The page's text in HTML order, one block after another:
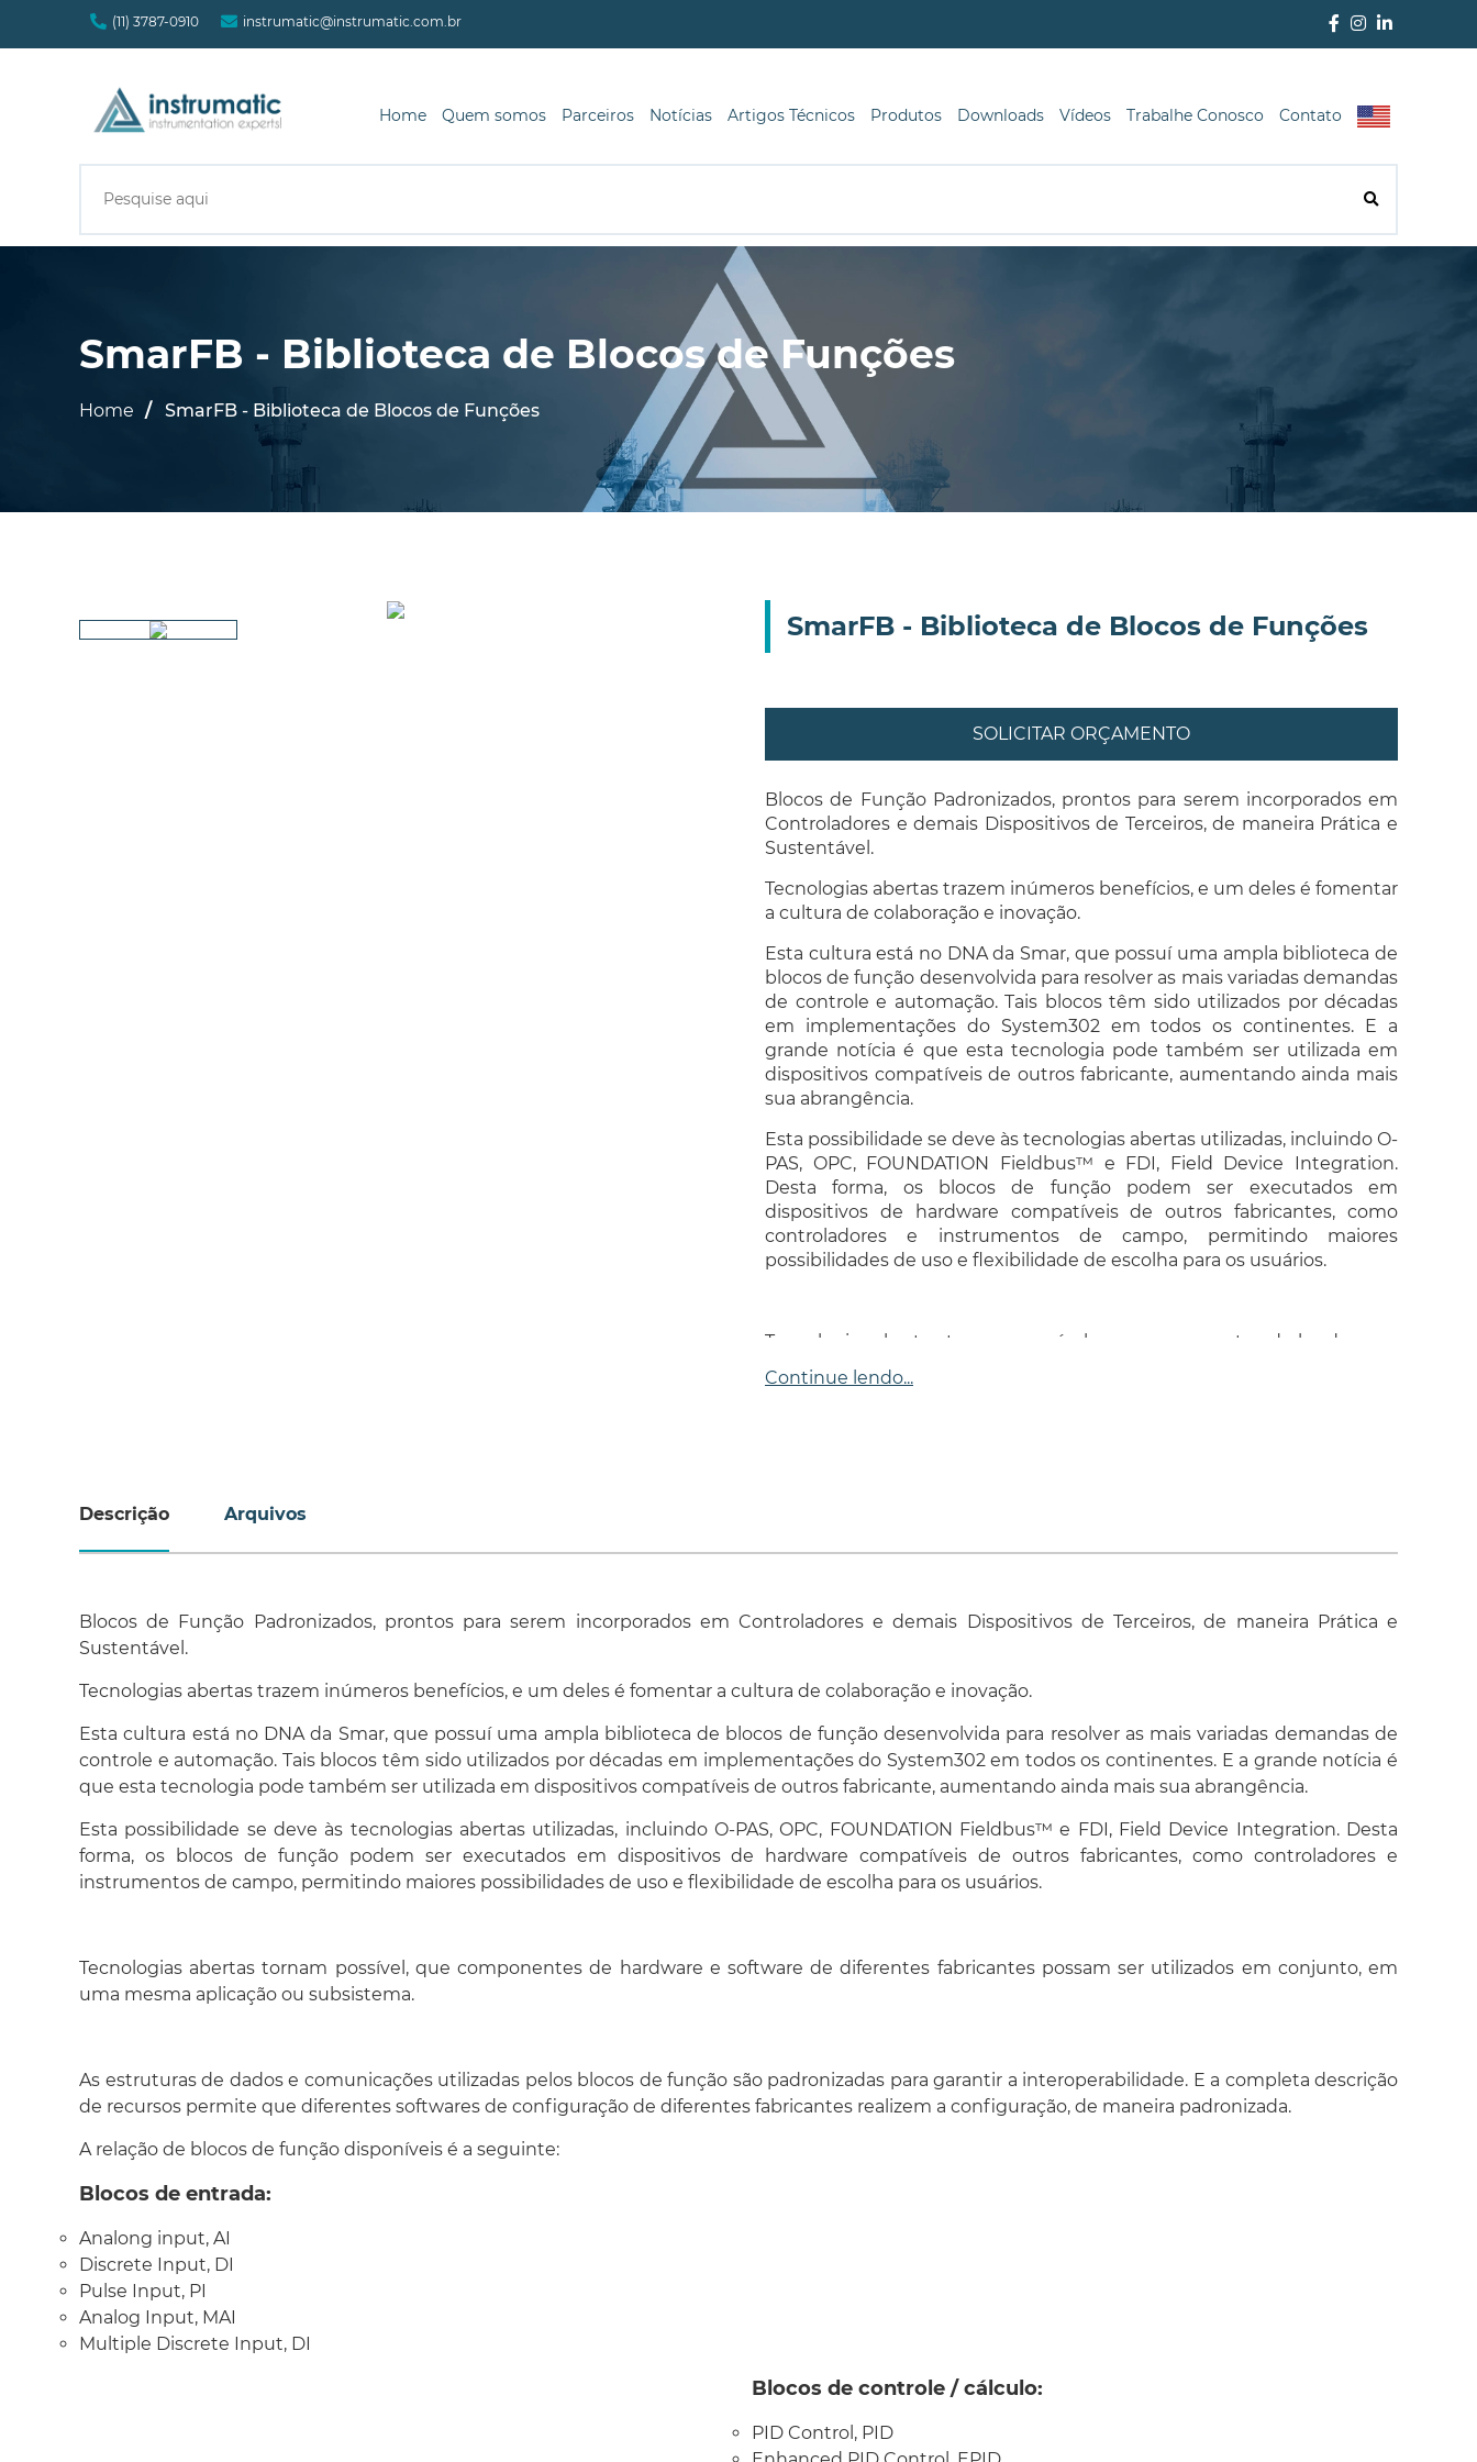
(11) 3787-0910 instrumatic@instrumatic.com.br
Home Quem somos Parceiros Notícias Artigos Técnicos Produtos Downloads Vídeos Trabalhe Conosco Contato
SmarFB - Biblioteca de Blocos de Funções
Home SmarFB - Biblioteca de Blocos de Funções
SmarFB - Biblioteca de Blocos de Funções
SOLICITAR ORÇAMENTO
Blocos de Função Padronizados, prontos para serem incorporados em
Controladores e demais Dispositivos de Terceiros, de maneira Prática e
Sustentável.
Tecnologias abertas trazem inúmeros benefícios, e um deles é fomentar
a cultura de colaboração e inovação.
Esta cultura está no DNA da Smar, que possuí uma ampla biblioteca de
blocos de função desenvolvida para resolver as mais variadas demandas
de controle e automação. Tais blocos têm sido utilizados por décadas
em implementações do System302 em todos os continentes. E a
grande notícia é que esta tecnologia pode também ser utilizada em
dispositivos compatíveis de outros fabricante, aumentando ainda mais
sua abrangência.
Esta possibilidade se deve às tecnologias abertas utilizadas, incluindo O-
PAS, OPC, FOUNDATION Fieldbus™ e FDI, Field Device Integration.
Desta forma, os blocos de função podem ser executados em
dispositivos de hardware compatíveis de outros fabricantes, como
controladores e instrumentos de campo, permitindo maiores
possibilidades de uso e flexibilidade de escolha para os usuários.
Tecnologias abertas tornam possível, que componentes de hardware e
software de diferentes fabricantes possam ser utilizados em conjunto,
em uma mesma aplicação ou subsistema.
Analong input, AI
Pulse Input, PI
Analog Input, MAI
Multiple Discrete Input, DI
Blocos de controle / cálculo:
Set Point Ramp Generator, SPG
Arithmetic, ARTH
Signal Characterizer, CHAR
Integrator, INTG
Discrete Output, DO
Multiple Discrete Output, MDO
Continue lendo...
Descrição Arquivos
Blocos de Função Padronizados, prontos para serem incorporados em Controladores e demais Dispositivos de Terceiros, de maneira Prática e
Sustentável.
Tecnologias abertas trazem inúmeros benefícios, e um deles é fomentar a cultura de colaboração e inovação.
Esta cultura está no DNA da Smar, que possuí uma ampla biblioteca de blocos de função desenvolvida para resolver as mais variadas demandas de
controle e automação. Tais blocos têm sido utilizados por décadas em implementações do System302 em todos os continentes. E a grande notícia é
que esta tecnologia pode também ser utilizada em dispositivos compatíveis de outros fabricante, aumentando ainda mais sua abrangência.
Esta possibilidade se deve às tecnologias abertas utilizadas, incluindo O-PAS, OPC, FOUNDATION Fieldbus™ e FDI, Field Device Integration. Desta
forma, os blocos de função podem ser executados em dispositivos de hardware compatíveis de outros fabricantes, como controladores e
instrumentos de campo, permitindo maiores possibilidades de uso e flexibilidade de escolha para os usuários.
Tecnologias abertas tornam possível, que componentes de hardware e software de diferentes fabricantes possam ser utilizados em conjunto, em
uma mesma aplicação ou subsistema.
As estruturas de dados e comunicações utilizadas pelos blocos de função são padronizadas para garantir a interoperabilidade. E a completa descrição
de recursos permite que diferentes softwares de configuração de diferentes fabricantes realizem a configuração, de maneira padronizada.
A relação de blocos de função disponíveis é a seguinte:
Blocos de entrada:
Analong input, AI
Discrete Input, DI
Pulse Input, PI
Analog Input, MAI
Multiple Discrete Input, DI
Blocos de controle / cálculo:
PID Control, PID